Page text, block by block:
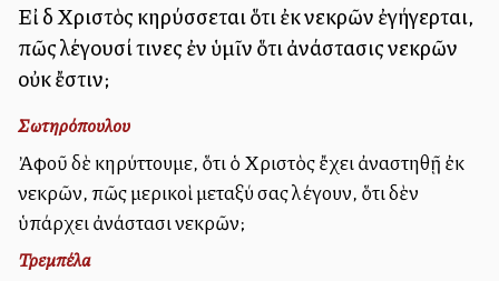
Εἰ δὲ Χριστὸς κηρύσσεται ὅτι ἐκ νεκρῶν ἐγήγερται,
πῶς λέγουσί τινες ἐν ὑμῖν ὅτι ἀνάστασις νεκρῶν
οὐκ ἔστιν;
Σωτηρόπουλου
Ἀφοῦ δὲ κηρύττουμε, ὅτι ὁ Χριστὸς ἔχει ἀναστηθῇ ἐκ
νεκρῶν, πῶς μερικοὶ μεταξύ σας λέγουν, ὅτι δὲν
ὑπάρχει ἀνάστασι νεκρῶν;
Τρεμπέλα